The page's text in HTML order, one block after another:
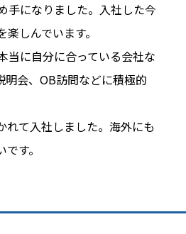
手になりました。入社した今
しんでいます。
当に自分に合っている会社な
会、OB訪問などに積極的
れて入社しました。海外にも
す。